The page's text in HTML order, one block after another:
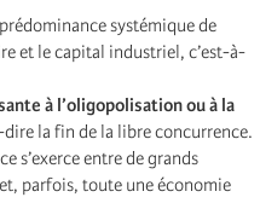
systémique de
et le capital industriel, c’est-à-
à l’oligopolisation ou à la
la fin de la libre concurrence.
s’exerce entre de grands
parfois, toute une économie